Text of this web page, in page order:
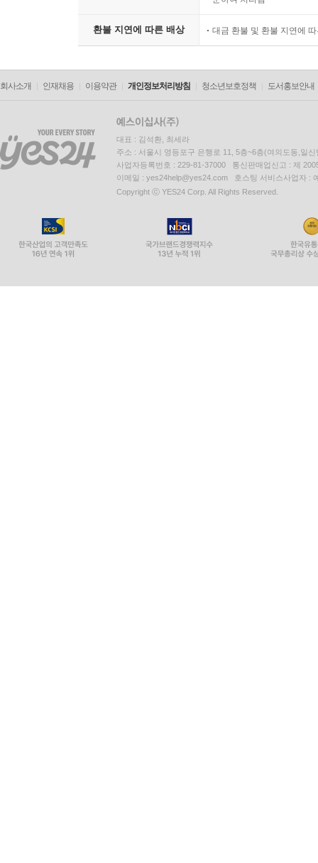
환불 지연에 따른 배상 대금 환불 및 환불 지연에
회사소개 인재채용 이용약관 개인정보처리방침 청소년보호정책 도서홍보안내
대표 : 김석환, 최세라
주소 : 서울시 영등포구 은행로 11, 5층~6층(여의도동,일신
사업자등록번호 : 229-81-37000 통신판매업신고 : 제
이메일 : yes24help@yes24.com 호스팅 서비스사업자 :
Copyright ⓒ YES24 Corp. All Rights Reserved.